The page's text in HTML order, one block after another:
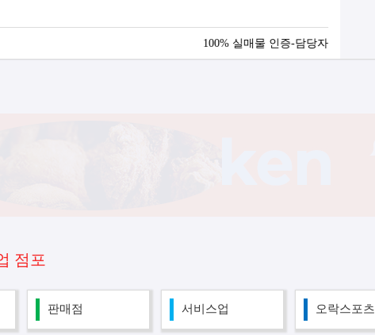
100% 실매물 인증-담당자
점포
판매점 서비스업 오락스포츠